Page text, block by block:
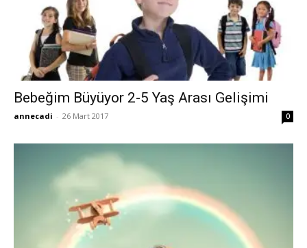
Bebeğim Büyüyor 2-5 Yaş Arası Gelişimi
annecadi - 26 Mart 2017 0